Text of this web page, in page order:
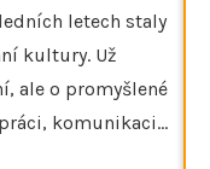
letech staly
kultury. Už
ale o promyšlené
komunikaci…